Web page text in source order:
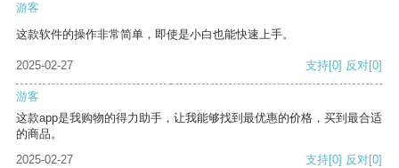
游客
这款软件的操作非常简单，即使是小白也能快速上手。
2025-02-27 支持[0] 反对[0]
游客
这款app是我购物的得力助手，让我能够找到最优惠的价格，买到最合适
的商品。
2025-02-27
支持[0] 反对[0]